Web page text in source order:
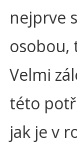
nejprve
osobou,
Velmi
této
jak je v